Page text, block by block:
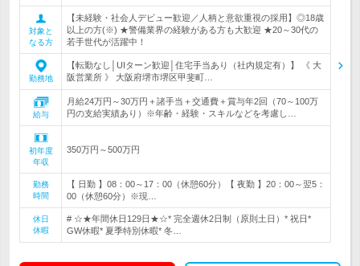
対象と
なる方
【未経験・社会人デビュー歓迎／人柄と意欲重視の採用】◎18歳
以上の方(※) ★警備業界の経験がある方も大歓迎 ★20～30代の
若手世代が活躍中！
勤務地
【転勤なし│UIターン歓迎│住宅手当あり（社内規定有）】 《 大
阪営業所 》 大阪府堺市堺区甲斐町…
給与
月給24万円～30万円＋諸手当＋交通費＋賞与年2回（70～100万
円の支給実績あり）※年齢・経験・スキルなどを考慮し…
初年度
年収
350万円～500万円
勤務
時間
【 日勤 】08：00～17：00（休憩60分）【 夜勤 】20：00～翌5：
00（休憩60分）※現…
休日
休暇
# ☆★年間休日129日★☆* 完全週休2日制（原則土日）* 祝日*
GW休暇* 夏季特別休暇* 冬…